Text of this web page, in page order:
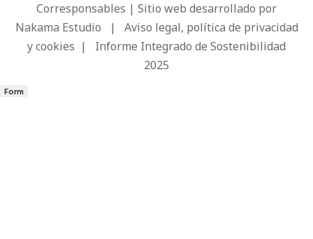
Corresponsables | Sitio web desarrollado por
Nakama Estudio | Aviso legal, política de privacidad
y cookies | Informe Integrado de Sostenibilidad
2025
Form